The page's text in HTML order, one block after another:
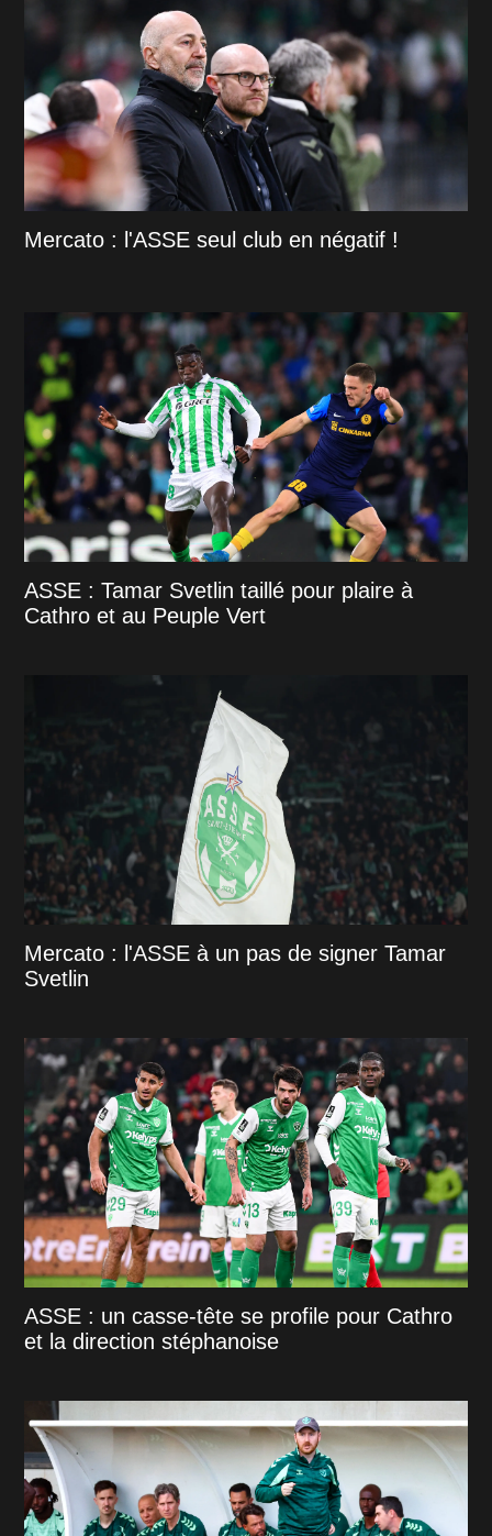
Mercato : l'ASSE seul club en négatif !
ASSE : Tamar Svetlin taillé pour plaire à
Cathro et au Peuple Vert
Mercato : l'ASSE à un pas de signer Tamar
Svetlin
ASSE : un casse-tête se profile pour Cathro
et la direction stéphanoise